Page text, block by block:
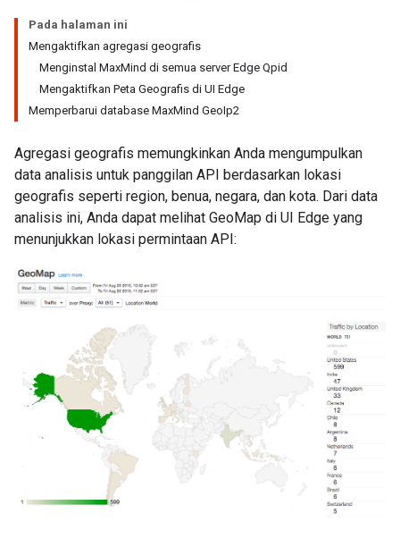
Pada halaman ini
Mengaktifkan agregasi geografis
Menginstal MaxMind di semua server Edge Qpid
Mengaktifkan Peta Geografis di UI Edge
Memperbarui database MaxMind GeoIp2
Agregasi geografis memungkinkan Anda mengumpulkan
data analisis untuk panggilan API berdasarkan lokasi
geografis seperti region, benua, negara, dan kota. Dari data
analisis ini, Anda dapat melihat GeoMap di UI Edge yang
menunjukkan lokasi permintaan API: